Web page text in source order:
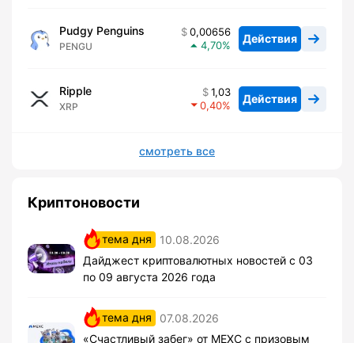
Pudgy Penguins
PENGU
0,00656
4,70
Действия
Ripple
XRP
1,03
0,40
Действия
смотреть все
Криптоновости
тема дня
10.08.2026
Дайджест криптовалютных новостей с 03
по 09 августа 2026 года
тема дня
07.08.2026
«Счастливый забег» от MEXC с призовым